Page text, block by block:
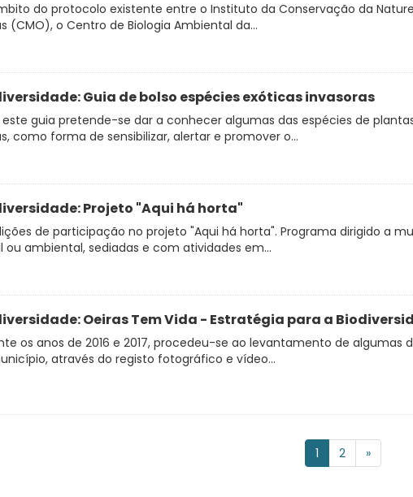
do protocolo existente entre o Instituto da Conservação da
(CMO), o Centro de Biologia Ambiental da...
Guia de bolso espécies exóticas invasoras
guia pretende-se dar a conhecer algumas das espécies de
como forma de sensibilizar, alertar e promover o...
Projeto "Aqui há horta"
de participação no projeto "Aqui há horta". Programa dirigido a
ou ambiental, sediadas e com atividades em...
Oeiras Tem Vida - Estratégia para a
os anos de 2016 e 2017, procedeu-se ao levantamento de
através do registo fotográfico e vídeo...
1 2 »